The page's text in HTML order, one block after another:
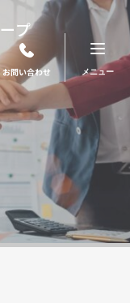
お問い合わせ